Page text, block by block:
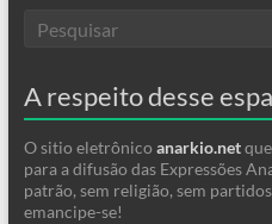
A respeito desse
O sitio eletrônico anarkio.net
para a difusão das Expressões
patrão, sem religião, sem
emancipe-se!